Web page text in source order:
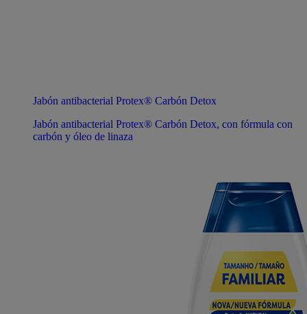
Jabón antibacterial Protex® Carbón Detox
Jabón antibacterial Protex® Carbón Detox, con fórmula con
carbón y óleo de linaza